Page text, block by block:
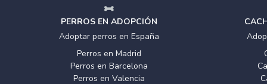
PERROS EN ADOPCIÓN
Adoptar perros en España
Perros en Madrid
Perros en Barcelona
Perros en Valencia